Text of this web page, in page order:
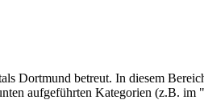
Dortmund betreut. In diesem
aufgeführten Kategorien (z.B.